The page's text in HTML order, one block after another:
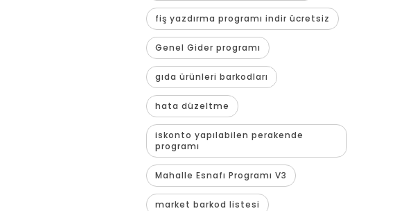
fiş yazdırma programı indir ücretsiz
Genel Gider programı
gıda ürünleri barkodları
hata düzeltme
iskonto yapılabilen perakende
programı
Mahalle Esnafı Programı V3
market barkod listesi